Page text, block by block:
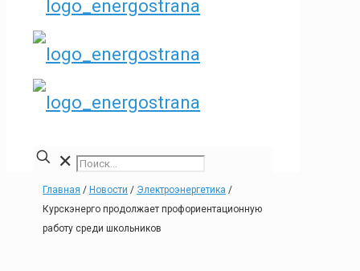
✕
Главная / Новости / Электроэнергетика /
Курскэнерго продолжает профориентационную
работу среди школьников